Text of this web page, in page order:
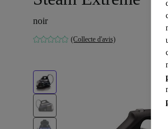
noir
(Collecte d'avis)